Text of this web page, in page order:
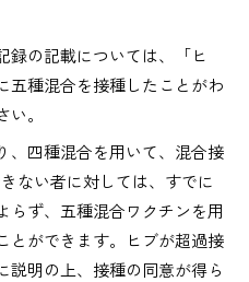
録の記載については、「ヒ
五種混合を接種したことがわ
。
、四種混合を用いて、混合接
ない者に対しては、すでに
らず、五種混合ワクチンを用
とができます。ヒブが超過接
説明の上、接種の同意が得ら